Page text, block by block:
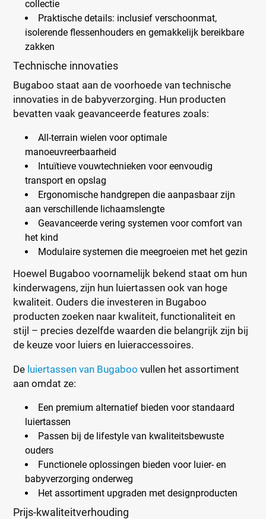
collectie
Praktische details: inclusief verschoonmat,
isolerende flessenhouders en gemakkelijk bereikbare
zakken
Technische innovaties
Bugaboo staat aan de voorhoede van technische
innovaties in de babyverzorging. Hun producten
bevatten vaak geavanceerde features zoals:
All-terrain wielen voor optimale
manoeuvreerbaarheid
Intuïtieve vouwtechnieken voor eenvoudig
transport en opslag
Ergonomische handgrepen die aanpasbaar zijn
aan verschillende lichaamslengte
Geavanceerde vering systemen voor comfort van
het kind
Modulaire systemen die meegroeien met het gezin
Hoewel Bugaboo voornamelijk bekend staat om hun
kinderwagens, zijn hun luiertassen ook van hoge
kwaliteit. Ouders die investeren in Bugaboo
producten zoeken naar kwaliteit, functionaliteit en
stijl – precies dezelfde waarden die belangrijk zijn bij
de keuze voor luiers en luieraccessoires.
De luiertassen van Bugaboo vullen het assortiment
aan omdat ze:
Een premium alternatief bieden voor standaard
luiertassen
Passen bij de lifestyle van kwaliteitsbewuste
ouders
Functionele oplossingen bieden voor luier- en
babyverzorging onderweg
Het assortiment upgraden met designproducten
Prijs-kwaliteitverhouding